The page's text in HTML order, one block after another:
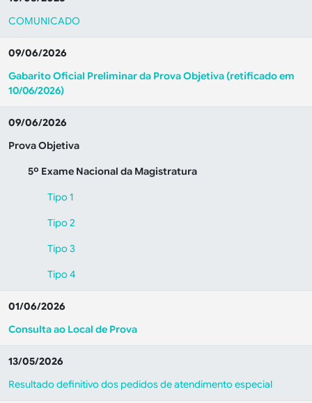
COMUNICADO
09/06/2026
Gabarito Oficial Preliminar da Prova Objetiva (retificado em
10/06/2026)
09/06/2026
ProvaObjetiva
5º Exame Nacional da Magistratura
Tipo 1
Tipo 2
Tipo 3
Tipo 4
01/06/2026
Consulta ao Local de Prova
13/05/2026
Resultado definitivo dos pedidos de atendimento especial